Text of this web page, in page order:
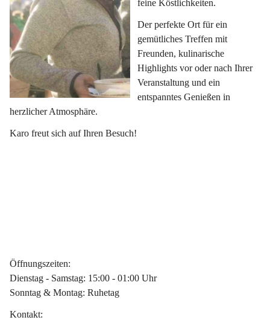
feine Köstlichkeiten.
Der perfekte Ort für ein
gemütliches Treffen mit
Freunden, kulinarische
Highlights vor oder nach Ihrer
Veranstaltung und ein
entspanntes Genießen in
herzlicher Atmosphäre.
Karo freut sich auf Ihren Besuch!
Öffnungszeiten:
Dienstag - Samstag: 15:00 - 01:00 Uhr
Sonntag & Montag: Ruhetag
Kontakt: